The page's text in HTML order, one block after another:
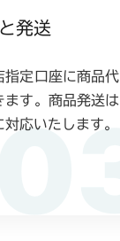
発送
指定口座に商品代
ます。商品発送は
応いたします。